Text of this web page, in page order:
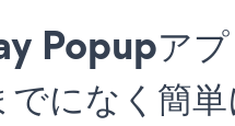
Popupア
になく簡